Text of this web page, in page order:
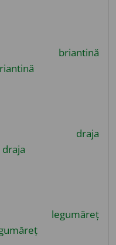
briantină
draja
legumăreț